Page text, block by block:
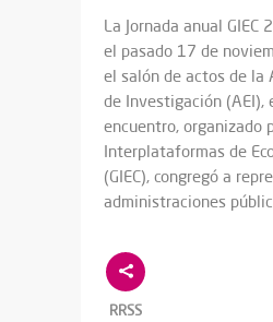
La Jornada anual GIEC
el pasado 17 de
el salón de actos de la
de Investigación (AEI),
encuentro, organizado
Interplataformas de
(GIEC), congregó a
administraciones
RRSS